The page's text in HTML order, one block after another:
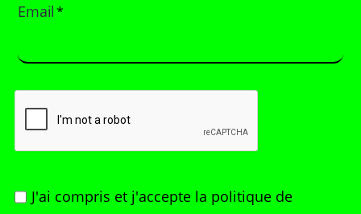
Email*
J'ai compris et j'accepte la politique de